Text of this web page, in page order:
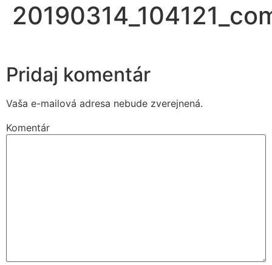
Pridaj komentár
Vaša e-mailová adresa nebude zverejnená.
Komentár